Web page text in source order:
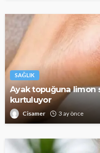
SAĞLIK
Ayak topuğuna limon
kurtuluyor
Cisamer 3 ay önce